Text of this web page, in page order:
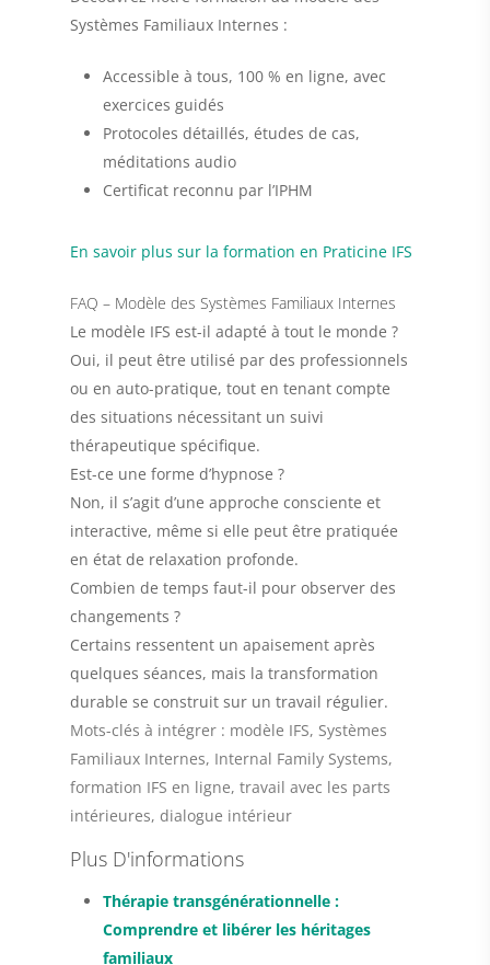
Systèmes Familiaux Internes :
Accessible à tous, 100 % en ligne, avec
exercices guidés
Protocoles détaillés, études de cas,
méditations audio
Certificat reconnu par l’IPHM
En savoir plus sur la formation en Praticine IFS
FAQ – Modèle des Systèmes Familiaux Internes
Le modèle IFS est-il adapté à tout le monde ?
Oui, il peut être utilisé par des professionnels
ou en auto-pratique, tout en tenant compte
des situations nécessitant un suivi
thérapeutique spécifique.
Est-ce une forme d’hypnose ?
Non, il s’agit d’une approche consciente et
interactive, même si elle peut être pratiquée
en état de relaxation profonde.
Combien de temps faut-il pour observer des
changements ?
Certains ressentent un apaisement après
quelques séances, mais la transformation
durable se construit sur un travail régulier.
Mots-clés à intégrer : modèle IFS, Systèmes
Familiaux Internes, Internal Family Systems,
formation IFS en ligne, travail avec les parts
intérieures, dialogue intérieur
Plus D'informations
Thérapie transgénérationnelle :
Comprendre et libérer les héritages
familiaux